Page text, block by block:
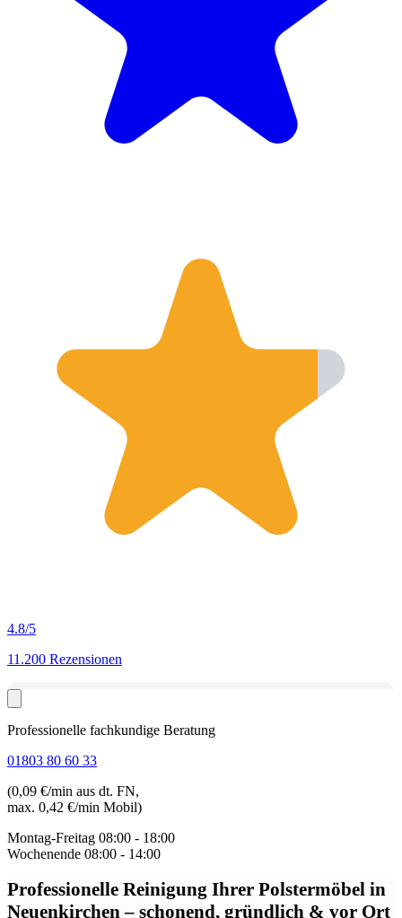
4.8/5
11.200 Rezensionen
Professionelle fachkundige Beratung
01803 80 60 33
(0,09 €/min aus dt. FN,
max. 0,42 €/min Mobil)
Montag-Freitag 08:00 - 18:00
Wochenende 08:00 - 14:00
Professionelle Reinigung Ihrer Polstermöbel in
Neuenkirchen– schonend, gründlich & vor Ort